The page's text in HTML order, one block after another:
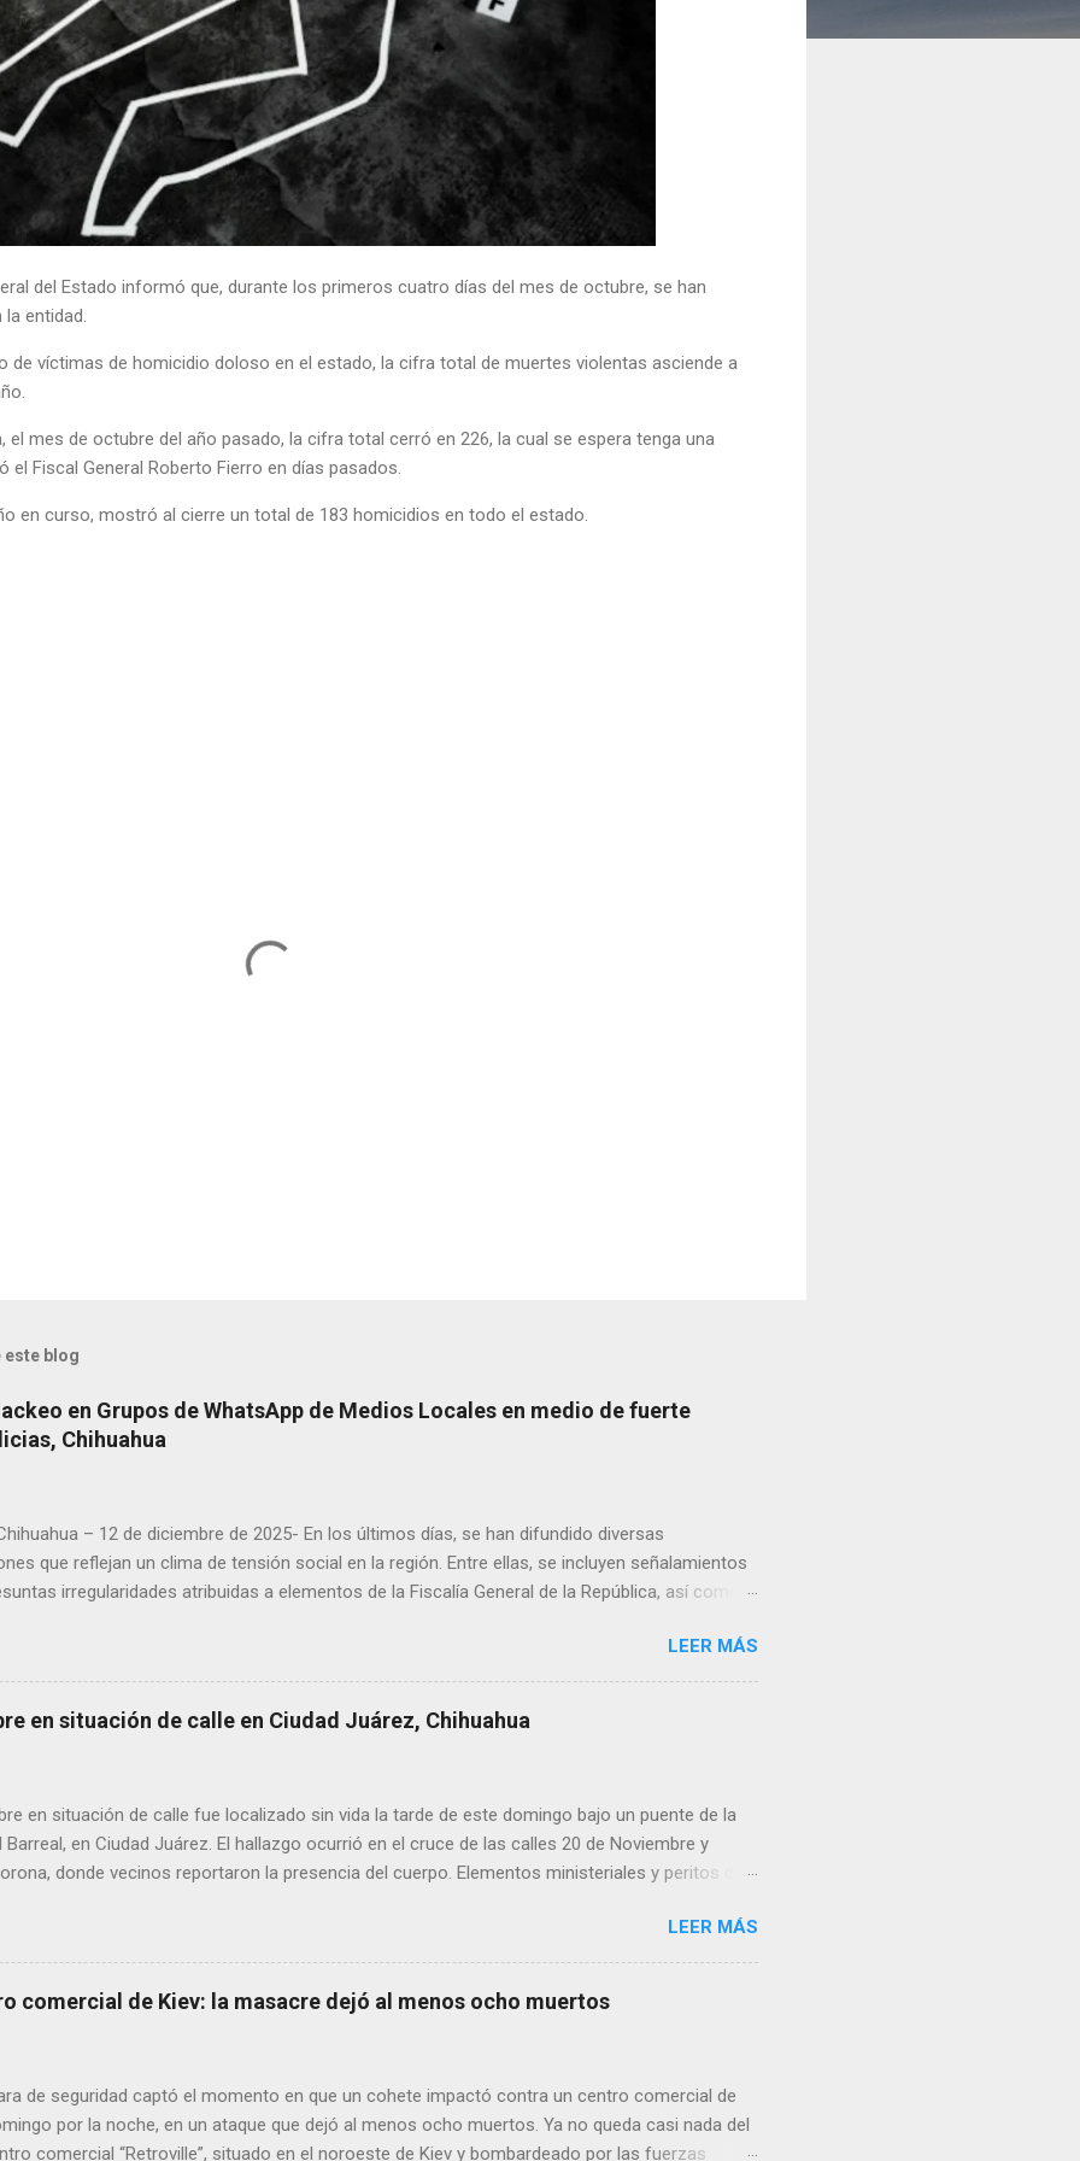
del Estado informó que, durante los primeros cuatro días del mes de octubre, se han
entidad.
de víctimas de homicidio doloso en el estado, la cifra total de muertes violentas asciende a
el mes de octubre del año pasado, la cifra total cerró en 226, la cual se espera tenga una
el Fiscal General Roberto Fierro en días pasados.
en curso, mostró al cierre un total de 183 homicidios en todo el estado.
este blog
en Grupos de WhatsApp de Medios Locales en medio de fuerte
Chihuahua
– 12 de diciembre de 2025- En los últimos días, se han difundido diversas
que reflejan un clima de tensión social en la región. Entre ellas, se incluyen señalamientos
irregularidades atribuidas a elementos de la Fiscalía General de la República, así como
Andrea Chávez, se registraron protestas en las que se colocaron lonas con imágenes de la
y del senador Adán Augusto López, acompañadas de mensajes de inconformidad. En este
de alta circulación informativa, se ha detectado un intento de hackeo que ya afectó a
de dos medios locales de Delicias a través de grupos de WhatsApp administrados por
y pregun...
LEER MÁS
en situación de calle en Ciudad Juárez, Chihuahua
en situación de calle fue localizado sin vida la tarde de este domingo bajo un puente de la
Barreal, en Ciudad Juárez. El hallazgo ocurrió en el cruce de las calles 20 de Noviembre y
donde vecinos reportaron la presencia del cuerpo. Elementos ministeriales y peritos de
que el hombre solía pernoctar en ese lugar, aunque desconocen su identidad.LEER MÁS
comercial de Kiev: la masacre dejó al menos ocho muertos
de seguridad captó el momento en que un cohete impactó contra un centro comercial de
por la noche, en un ataque que dejó al menos ocho muertos. Ya no queda casi nada del
comercial “Retroville”, situado en el noroeste de Kiev y bombardeado por las fuerzas